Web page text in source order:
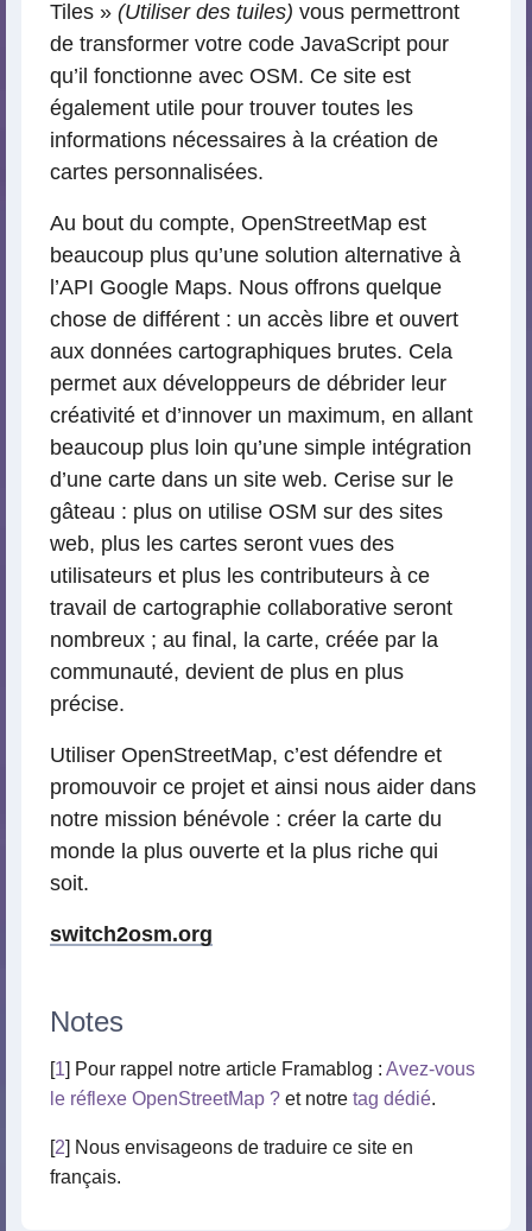
Tiles » (Utiliser des tuiles) vous permettront
de transformer votre code JavaScript pour
qu’il fonctionne avec OSM. Ce site est
également utile pour trouver toutes les
informations nécessaires à la création de
cartes personnalisées.
Au bout du compte, OpenStreetMap est
beaucoup plus qu’une solution alternative à
l’API Google Maps. Nous offrons quelque
chose de différent : un accès libre et ouvert
aux données cartographiques brutes. Cela
permet aux développeurs de débrider leur
créativité et d’innover un maximum, en allant
beaucoup plus loin qu’une simple intégration
d’une carte dans un site web. Cerise sur le
gâteau : plus on utilise OSM sur des sites
web, plus les cartes seront vues des
utilisateurs et plus les contributeurs à ce
travail de cartographie collaborative seront
nombreux ; au final, la carte, créée par la
communauté, devient de plus en plus
précise.
Utiliser OpenStreetMap, c’est défendre et
promouvoir ce projet et ainsi nous aider dans
notre mission bénévole : créer la carte du
monde la plus ouverte et la plus riche qui
soit.
switch2osm.org
Notes
[1] Pour rappel notre article Framablog : Avez-vous
le réflexe OpenStreetMap ? et notre tag dédié.
[2] Nous envisageons de traduire ce site en
français.